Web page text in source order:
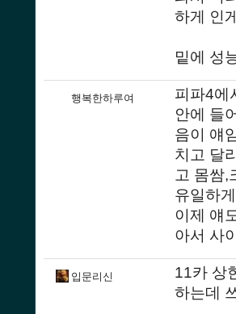
하게 인
밑에 성
행복한하루여
피파4에
안에 들
음이 얘
치고 달
고 몸쌈,
유일하
이제 얘
아서 사
입문리신
11카 상
하는데